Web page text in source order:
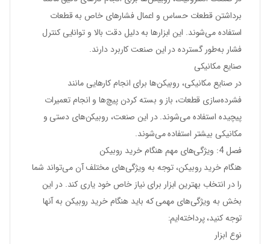
برداشتن قطعات حساس و اعمال فشارهای خاص به قطعات
استفاده می‌شوند. این ابزارها به دلیل دقت بالا و توانایی کنترل
فشار به‌طور گسترده در این صنعت کاربرد دارند.
صنایع مکانیکی
در صنایع مکانیکی، روبیکن‌ها برای انجام کارهایی مانند
فشرده‌سازی قطعات، باز و بسته کردن پیچ‌ها و انجام تعمیرات
پیچیده استفاده می‌شوند. در این صنعت، روبیکن‌های دستی و
مکانیکی بیشتر استفاده می‌شوند.
فصل 4: ویژگی‌های مهم هنگام خرید روبیکن
هنگام خرید روبیکن، توجه به ویژگی‌های مختلف آن می‌تواند شما
را در انتخاب بهترین ابزار برای نیاز خاص خود یاری کند. در این
بخش به ویژگی‌های مهمی که باید هنگام خرید روبیکن به آنها
توجه کنید، پرداخته‌ایم:
نوع ابزار